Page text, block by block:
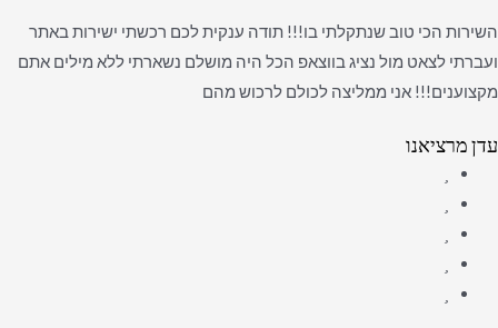
השירות הכי טוב שנתקלתי בו!!! תודה ענקית לכם רכשתי ישירות באתר
ועברתי לצאט מול נציג בווצאפ הכל היה מושלם נשארתי ללא מילים אתם
מקצוענים!!! אני ממליצה לכולם לרכוש מהם
עדן מרציאנו